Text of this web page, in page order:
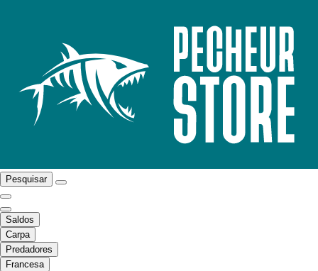
Pesquisar
Saldos
Carpa
Predadores
Francesa